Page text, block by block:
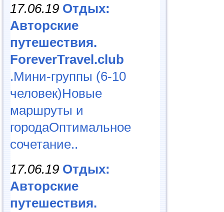
17.06.19 Отдых:
Авторские
путешествия.
ForeverTravel.club
.Мини-группы (6-10
человек)Новые
маршруты и
городаОптимальное
сочетание..
17.06.19 Отдых:
Авторские
путешествия.